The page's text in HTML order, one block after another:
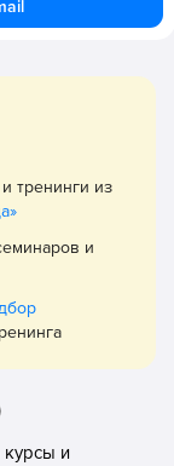
тренинги из
и
и